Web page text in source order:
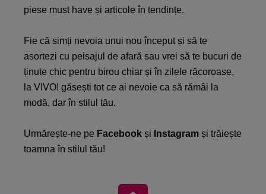
piese must have și articole în tendințe.
Fie că simți nevoia unui nou început și să te
asortezi cu peisajul de afară sau vrei să te bucuri de
ținute chic pentru birou chiar și în zilele răcoroase,
la VIVO! găsești tot ce ai nevoie ca să rămâi la
modă, dar în stilul tău.
Urmărește-ne pe Facebook și Instagram și trăiește
toamna în stilul tău!